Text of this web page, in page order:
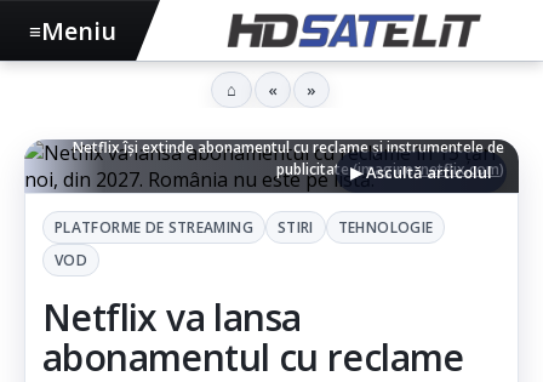
Netflix își extinde abonamentul cu reclame și instrumentele de
publicitate (imagine:netflix.com)
▶ Ascultă articolul
PLATFORME DE STREAMING STIRI
TEHNOLOGIE
VOD
Netflix va lansa
abonamentul cu reclame
≡Meniu
⌂ « »